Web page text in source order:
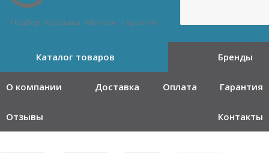
Подбор · Продажа · Монтаж · Гарантия
Каталог товаров Бренды
О компании Доставка Оплата Гарантия
Отзывы Контакты